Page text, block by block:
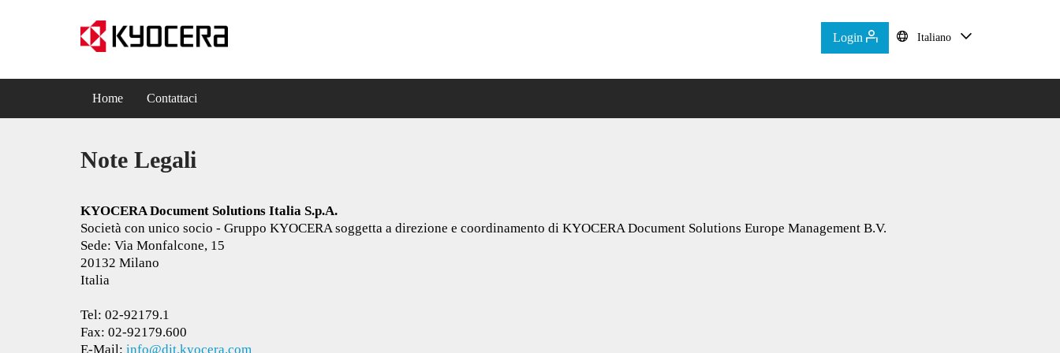
Login Italiano
Home Contattaci
Note Legali
KYOCERA Document Solutions Italia S.p.A.
Società con unico socio - Gruppo KYOCERA soggetta a direzione e coordinamento di KYOCERA Document Solutions Europe Management B.V.
Sede: Via Monfalcone, 15
20132 Milano
Italia
Tel: 02-92179.1
Fax: 02-92179.600
E-Mail: info@dit.kyocera.com